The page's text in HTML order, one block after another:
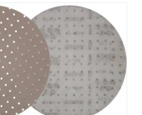
od
23,33 zł
do
28,51 zł